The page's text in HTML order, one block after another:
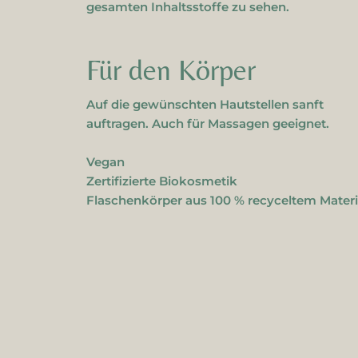
gesamten Inhaltsstoffe zu sehen.
Für den Körper
Auf die gewünschten Hautstellen sanft
auftragen. Auch für Massagen geeignet.
Vegan
Zertifizierte Biokosmetik
Flaschenkörper aus 100 % recyceltem